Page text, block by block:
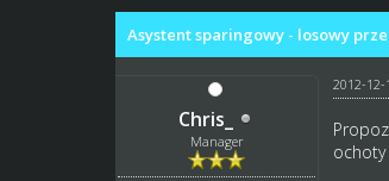
Asystent sparingowy - losowy
Chris_
Manager
2012-12-
ochoty